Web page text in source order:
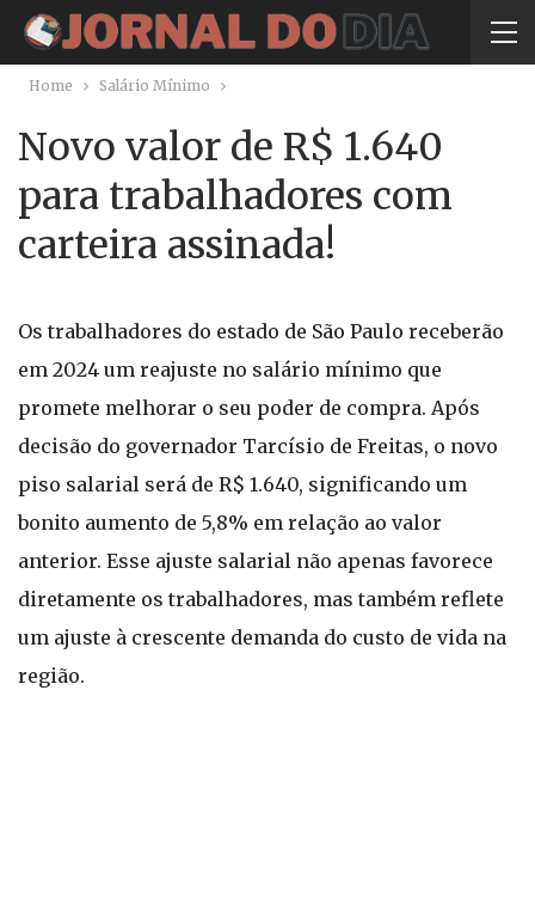
Home Salário Mínimo
Novo valor de R$ 1.640
para trabalhadores com
carteira assinada!
Os trabalhadores do estado de São Paulo receberão
em 2024 um reajuste no salário mínimo que
promete melhorar o seu poder de compra. Após
decisão do governador Tarcísio de Freitas, o novo
piso salarial será de R$ 1.640, significando um
bonito aumento de 5,8% em relação ao valor
anterior. Esse ajuste salarial não apenas favorece
diretamente os trabalhadores, mas também reflete
um ajuste à crescente demanda do custo de vida na
região.